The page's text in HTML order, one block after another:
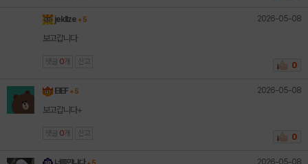
jekllze + 5 2026-05-08
보고갑니다
댓글 0 개 신고 0
EIEF + 5 2026-05-08
보고갑니다+
댓글 0 개 신고 0